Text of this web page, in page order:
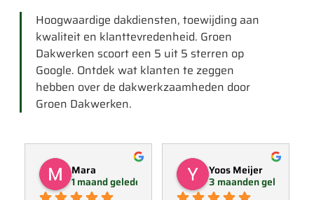
Hoogwaardige dakdiensten, toewijding aan
kwaliteit en klanttevredenheid. Groen
Dakwerken scoort een 5 uit 5 sterren op
Google. Ontdek wat klanten te zeggen
hebben over de dakwerkzaamheden door
Groen Dakwerken.
Mara
1 maand geleden
Yoos Meijer
3 maanden geleden